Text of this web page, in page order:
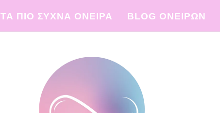
ΤΑ ΠΙΟ ΣΥΧΝΑ ΟΝΕΙΡΑ BLOG ΟΝΕΙΡΩΝ